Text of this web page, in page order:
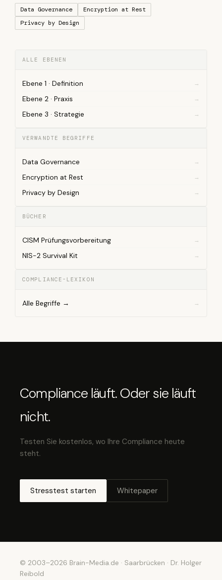
Data Governance
Encryption at Rest
Privacy by Design
ALLE EBENEN
Ebene 1 · Definition
Ebene 2 · Praxis
Ebene 3 · Strategie
VERWANDTE BEGRIFFE
Data Governance
Encryption at Rest
Privacy by Design
BÜCHER
CISM Prüfungsvorbereitung
NIS-2 Survival Kit
COMPLIANCE-LEXIKON
Alle Begriffe →
Compliance läuft. Oder sie läuft
nicht.
Testen Sie kostenlos, wo Ihre Compliance heute
steht.
Stresstest starten Whitepaper
© 2003–2026 Brain-Media.de · Saarbrücken · Dr. Holger
Reibold